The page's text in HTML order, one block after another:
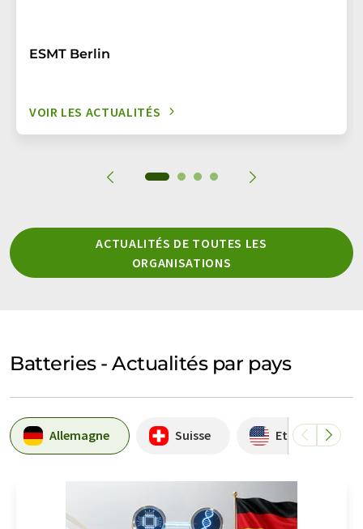
ESMT Berlin
VOIR LES ACTUALITÉS
ACTUALITÉS DE TOUTES LES
ORGANISATIONS
Batteries - Actualités par pays
Allemagne Suisse Etats-Unis